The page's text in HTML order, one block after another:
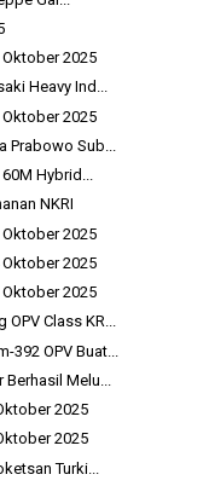
2025
Heavy Ind...
2025
Sub...
Hybrid...
NKRI
2025
2025
2025
OPV Class KR...
OPV Buat...
Melu...
2025
2025
Turki...